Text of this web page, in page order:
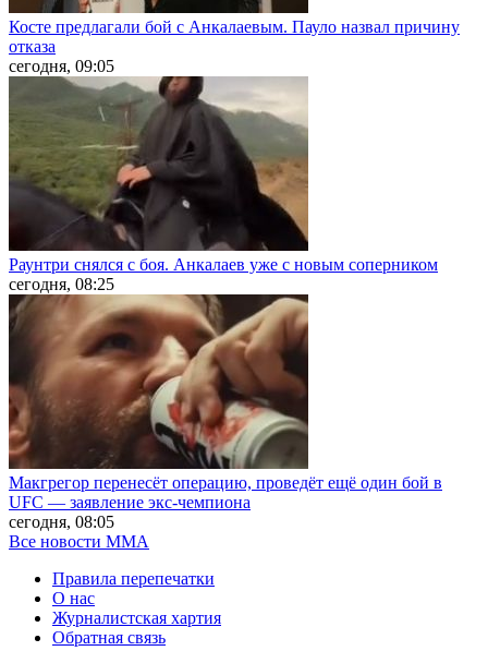
Косте предлагали бой с Анкалаевым. Пауло назвал причину
отказа
сегодня, 09:05
Раунтри снялся с боя. Анкалаев уже с новым соперником
сегодня, 08:25
Макгрегор перенесёт операцию, проведёт ещё один бой в
UFC — заявление экс-чемпиона
сегодня, 08:05
Все новости MMA
Правила перепечатки
О нас
Журналистская хартия
Обратная связь